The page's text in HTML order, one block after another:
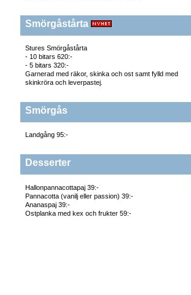
Smörgåstårta
Stures Smörgåstårta
- 10 bitars 620:-
- 5 bitars 320:-
Garnerad med räkor, skinka och ost samt fylld med
skinkröra och leverpastej.
Smörgås
Landgång 95:-
Desserter
Hallonpannacottapaj 39:-
Pannacotta (vanilj eller passion) 39:-
Ananaspaj 39:-
Ostplanka med kex och frukter 59:-